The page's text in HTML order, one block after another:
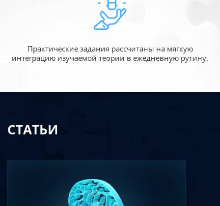
Практические задания рассчитаны на мягкую
интеграцию изучаемой теории в ежедневную рутину.
СТАТЬИ